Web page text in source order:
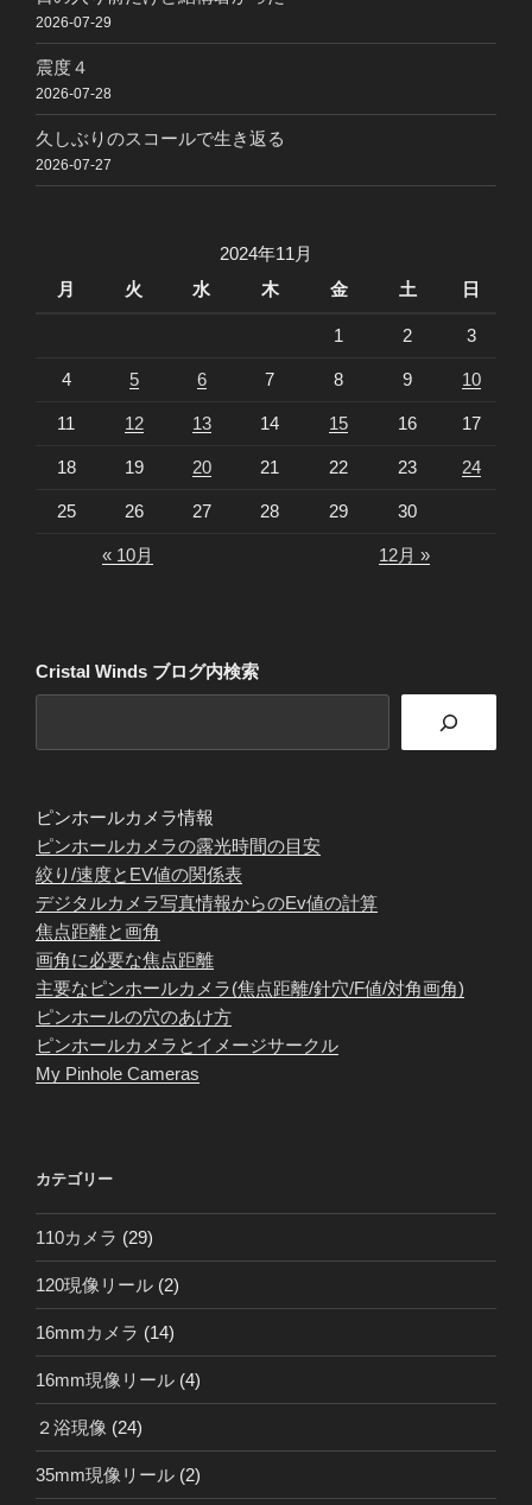
2026-07-29
震度４
2026-07-28
久しぶりのスコールで生き返る
2026-07-27
2024年11月
月
火 水 木 金 土 日
1 2 3
4 5 6 7 8 9 10
11 12 13 14 15 16 17
18 19 20 21 22 23 24
25 26 27 28 29 30
« 10月 12月 »
Cristal Winds ブログ内検索
ピンホールカメラ情報
ピンホールカメラの露光時間の目安
絞り/速度とEV値の関係表
デジタルカメラ写真情報からのEv値の計算
焦点距離と画角
画角に必要な焦点距離
主要なピンホールカメラ(焦点距離/針穴/F値/対角画角)
ピンホールの穴のあけ方
ピンホールカメラとイメージサークル
My Pinhole Cameras
カテゴリー
110カメラ (29)
120現像リール (2)
16mmカメラ (14)
16mm現像リール (4)
２浴現像 (24)
35mm現像リール (2)